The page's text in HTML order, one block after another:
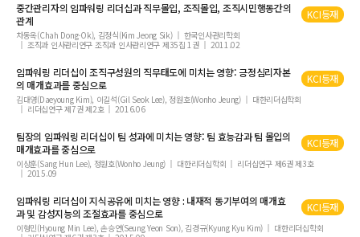
중간관리자의임파워링 리더십과 직무몰입, 조직몰입, 조직시민행동간의
관계
KCI등재
차동옥(Chah Dong-Ok), 김정식(Kim Jeong Sik)
한국인사관리학회
조직과 인사관리연구 조직과 인사관리연구 제35집 1권
2011.02
임파워링 리더십이 조직구성원의 직무태도에 미치는 영향: 긍정심리자본
의 매개효과를 중심으로
KCI등재
김대영(Daeyoung Kim), 이길석(Gil Seok Lee), 정원호(Wonho Jeung)
대한리더십학회
리더십연구 제7권 제2호
2016.06
팀장의 임파워링 리더십이 팀 성과에 미치는 영향: 팀 효능감과 팀 몰입의
매개효과를 중심으로
KCI등재
이상훈(Sang Hun Lee), 정원호(Wonho Jeung) 대한리더십학회
리더십연구 제6권 제3호
2015.09
임파워링 리더십이 지식공유에 미치는 영향 : 내재적 동기부여의 매개효
과 및 감성지능의 조절효과를 중심으로
KCI등재
이형민(Hyoung Min Lee), 손승연(Seung Yeon Son), 김경규(Kyung Kyu Kim)
대한리더십학회